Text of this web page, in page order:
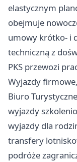
elastycznym
obejmuje
umowy krótko- i
techniczną z
PKS przewozi
Wyjazdy
Biuro
wyjazdy
wyjazdy dla
transfery
podróże